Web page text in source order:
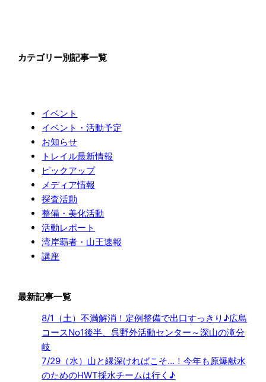
カテゴリー別記事一覧
イベント
イベント・活動予定
お知らせ
トレイル最新情報
ピックアップ
メディア情報
探査活動
整備・美化活動
活動レポート
湾岸覇者・山王速報
講座
最新記事一覧
8/1（土）不満解消！定例整備で出口すっきり♪広島
コースNo1後半、呉野外活動センター～深山の滝分
岐
7/29（水）山と縁深ければこそ…！今年も原爆献水
のためのHWT採水チームは行く♪